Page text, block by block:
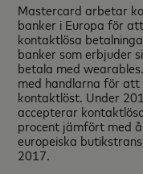
Mastercard arbetar
banker i Europa för
kontaktlösa
banker som erbjuder
betala med
med handlarna för
kontaktlöst. Under
accepterar
procent jämfört med
europeiska
2017.